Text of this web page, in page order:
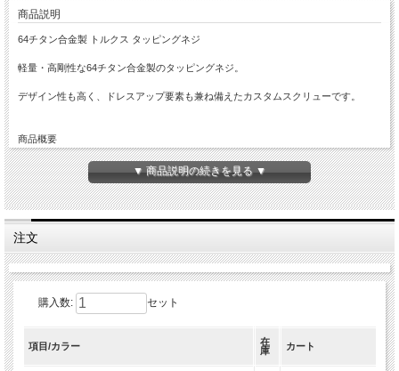
商品説明
64チタン合金製 トルクス タッピングネジ
軽量・高剛性な64チタン合金製のタッピングネジ。
デザイン性も高く、ドレスアップ要素も兼ね備えたカスタムスクリューです。
商品概要
■トルクスヘッド タッピング
■材質：64チタン（Ti6Al-4V）
■ネジの呼び：M5×16mm
■カラー：焼きチタン風 (JA094) | 虹色 (JA095) | ゴールド (JA096) | ブラック
(JA097)
■入数：数量1で1個
※個体差により着色が異なる場合がございます。
▼ 商品説明の続きを見る ▼
注文
購入数: セット
項目/カラー
在
庫
カート